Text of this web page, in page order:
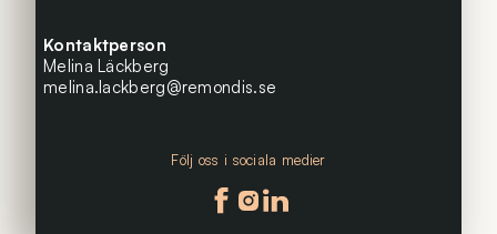
Kontaktperson
Melina Läckberg
melina.lackberg@remondis.se
Följ oss i sociala medier
Följ oss på facebook
Följ oss på instagram
Följ oss på linkedin